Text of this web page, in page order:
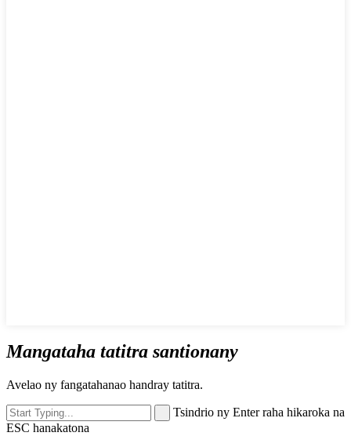
Mangataha tatitra santionany
Avelao ny fangatahanao handray tatitra.
Tsindrio ny Enter raha hikaroka na
ESC hanakatona